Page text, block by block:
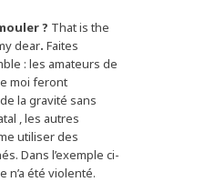
? That is the
dear. Faites
: les amateurs de
moi feront
la gravité sans
, les autres
utiliser des
Dans l’exemple ci-
n’a été violenté.